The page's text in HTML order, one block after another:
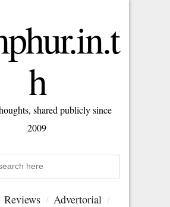
h
shared publicly since
2009
Reviews
Advertorial